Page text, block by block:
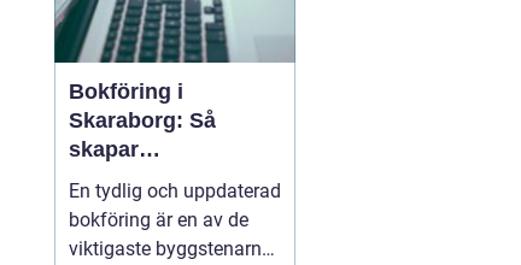
Bokföring i
Skaraborg: Så
skapar
småföretagare
ordning och trygg
ekonomi
En tydlig och uppdaterad
bokföring är en av de
viktigaste byggstenarna